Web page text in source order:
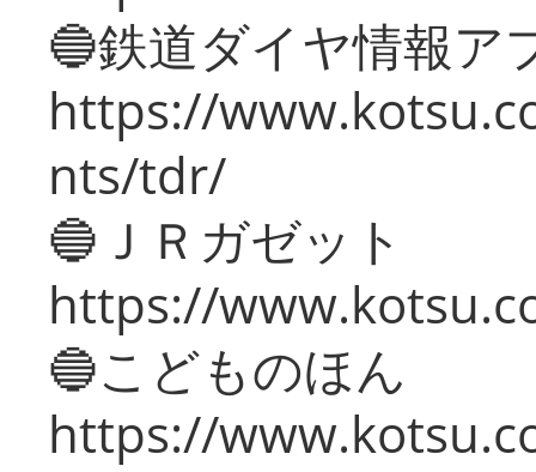
🔵鉄道ダイヤ情報ア
https://
nts/tdr/
🔵ＪＲガゼット
https://
🔵こどものほん
https://